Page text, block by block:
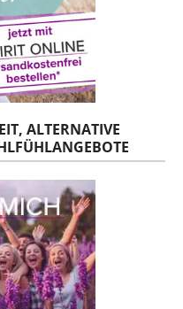
ALTERNATIVE